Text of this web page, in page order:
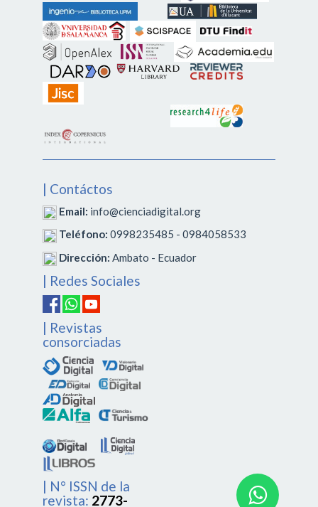
| Contáctos
Email: info@cienciadigital.org
Teléfono: 0998235485 - 0984058533
Dirección: Ambato - Ecuador
| Redes Sociales
| Revistas
consorciadas
| N° ISSN de la
revista: 2773-